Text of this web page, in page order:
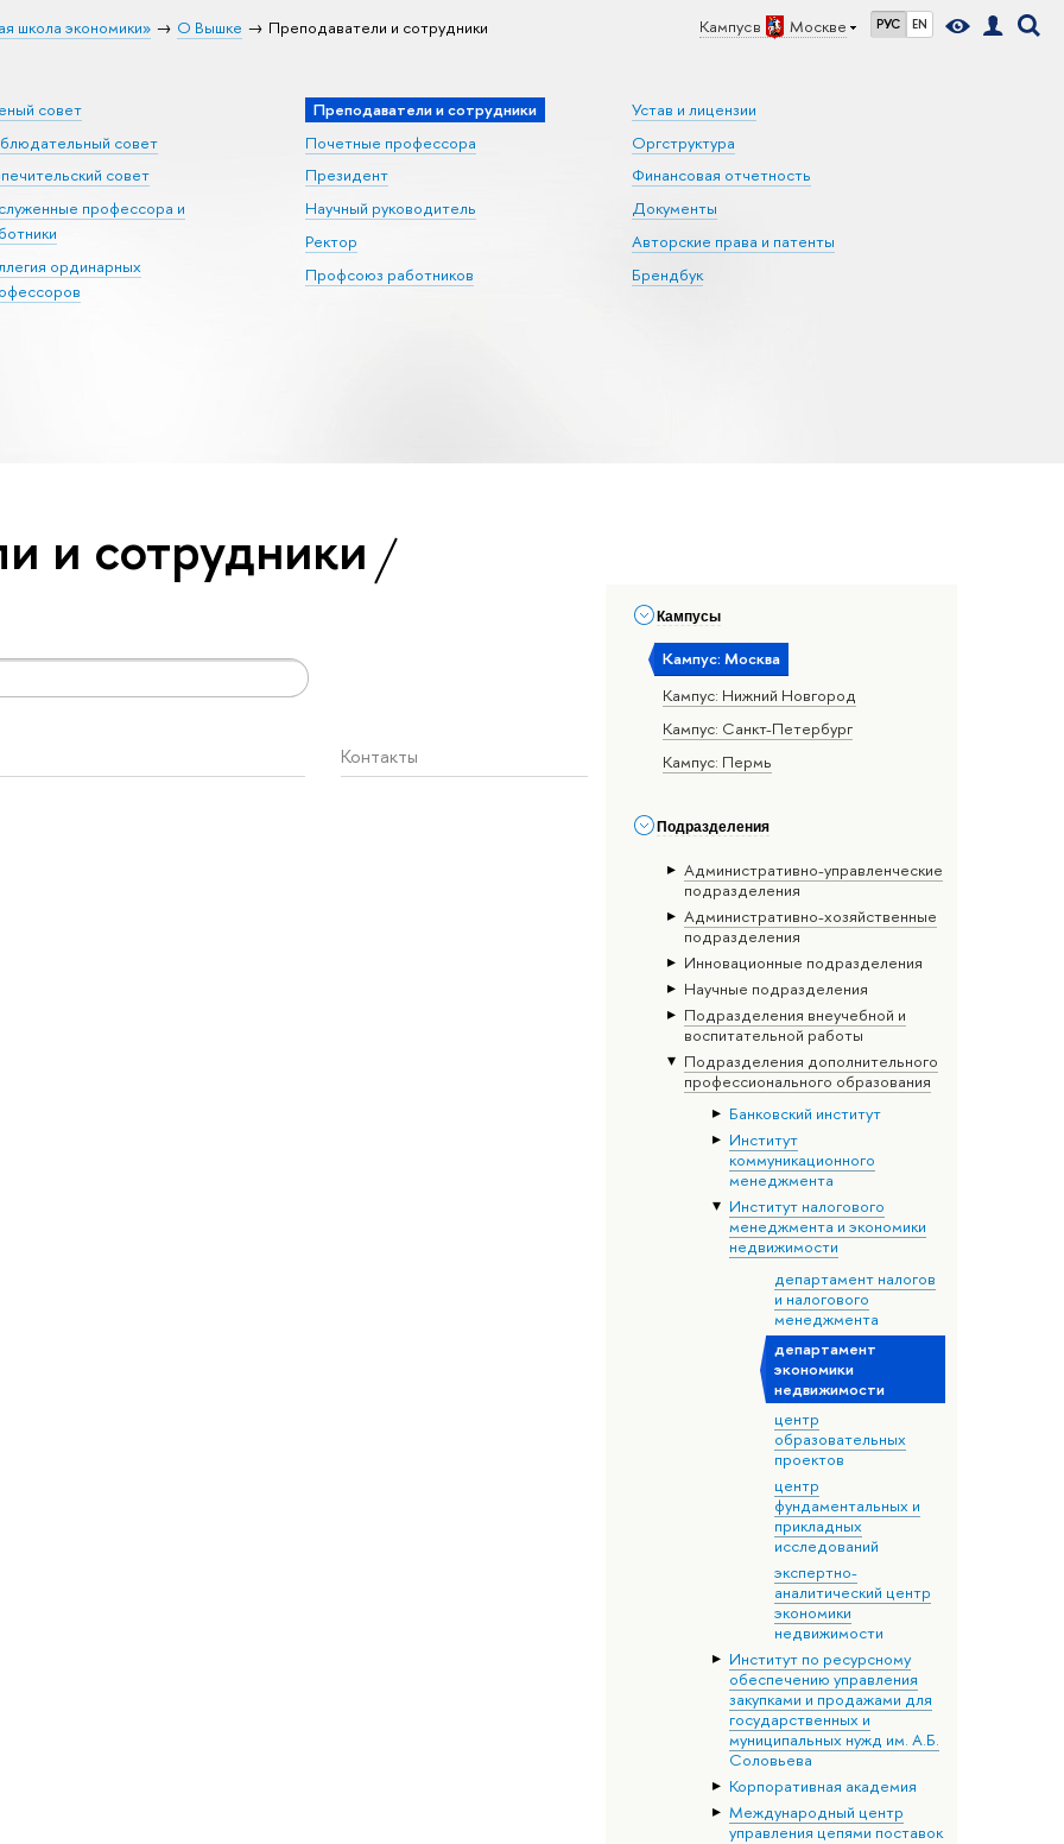
Кампус в Москве РУС EN
школа экономики» О Вышке Преподаватели и сотрудники
совет
совет
совет
профессора и
ординарных
Преподаватели и сотрудники
Почетные профессора
Президент
Научный руководитель
Ректор
Профсоюз работников
Устав и лицензии
Оргструктура
Финансовая отчетность
Документы
Авторские права и патенты
Брендбук
Кампусы
Кампус: Москва
Кампус: Нижний Новгород
Кампус: Санкт-Петербург
Кампус: Пермь
Подразделения
Административно-управленческие
подразделения
Административно-хозяйственные
подразделения
Инновационные подразделения
Научные подразделения
Подразделения внеучебной и
воспитательной работы
Подразделения дополнительного
профессионального образования
Банковский институт
Институт
коммуникационного
менеджмента
Институт налогового
менеджмента и экономики
недвижимости
департамент налогов
и налогового
менеджмента
департамент
экономики
недвижимости
центр
образовательных
проектов
центр
фундаментальных и
прикладных
исследований
экспертно-
аналитический центр
экономики
недвижимости
Институт по ресурсному
обеспечению управления
закупками и продажами для
государственных и
муниципальных нужд им. А.Б.
Соловьева
Корпоративная академия
Международный центр
управления цепями поставок
и сотрудники
Контакты